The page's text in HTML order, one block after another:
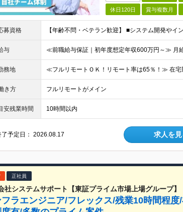
休日120日 賞与複数月
募資格
与
務地
き方 フルリモートがメイン
安残業時間 10時間以内
了予定日：2026.08.17 求人を見
正社員
社システムサポート【東証プライム市場上場グループ】
フラエンジニア/フレックス/残業10時間程